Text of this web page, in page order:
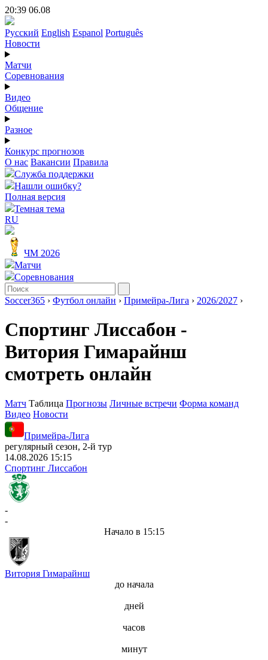
20:39 06.08
Русский English Espanol Português
Новости
Матчи
Соревнования
Видео
Общение
Разное
Конкурс прогнозов
О нас Вакансии Правила
Служба поддержки
Нашли ошибку?
Полная версия
Темная тема
RU
ЧМ 2026
Матчи
Соревнования
Soccer365 › Футбол онлайн › Примейра-Лига › 2026/2027 ›
Спортинг Лиссабон -
Витория Гимарайнш
смотреть онлайн
Матч Таблица Прогнозы Личные встречи Форма команд
Видео Новости
Примейра-Лига
регулярный сезон, 2-й тур
14.08.2026 15:15
Спортинг Лиссабон
-
-
Начало в 15:15
Витория Гимарайнш
до начала
дней
часов
минут